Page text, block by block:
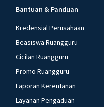
Bantuan & Panduan
Kredensial Perusahaan
Beasiswa Ruangguru
Cicilan Ruangguru
Promo Ruangguru
Laporan Kerentanan
Layanan Pengaduan